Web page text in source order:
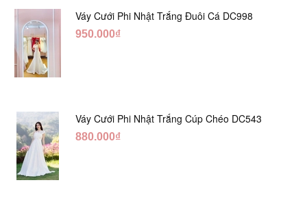
Váy Cưới Phi Nhật Trắng Đuôi Cá DC998
950.000₫
Váy Cưới Phi Nhật Trắng Cúp Chéo DC543
880.000₫